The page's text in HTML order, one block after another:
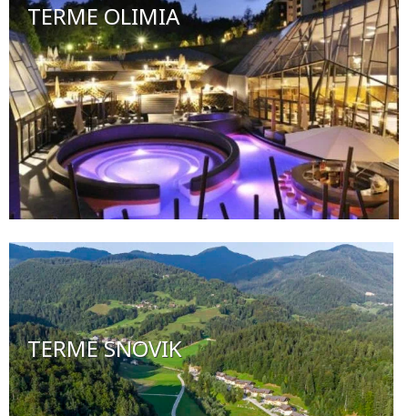
TERME OLIMIA
TERME SNOVIK